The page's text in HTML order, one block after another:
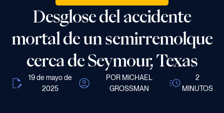
Resultados
Aprender
Desglose del accidente
mortal de un semirremolque
cerca de Seymour, Texas
19 de mayo de
2025
POR MICHAEL
GROSSMAN
2
MINUTOS